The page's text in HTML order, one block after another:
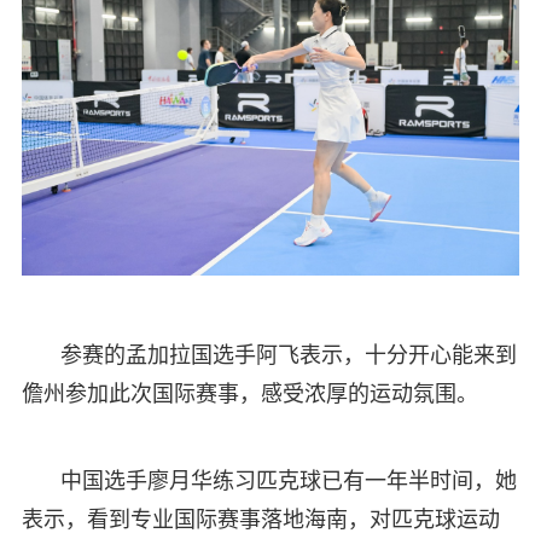
参赛的孟加拉国选手阿飞表示，十分开心能来到
儋州参加此次国际赛事，感受浓厚的运动氛围。
中国选手廖月华练习匹克球已有一年半时间，她
表示，看到专业国际赛事落地海南，对匹克球运动